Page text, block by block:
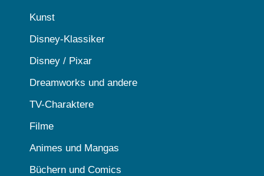
Kunst
Disney-Klassiker
Disney / Pixar
Dreamworks und andere
TV-Charaktere
Filme
Animes und Mangas
Büchern und Comics